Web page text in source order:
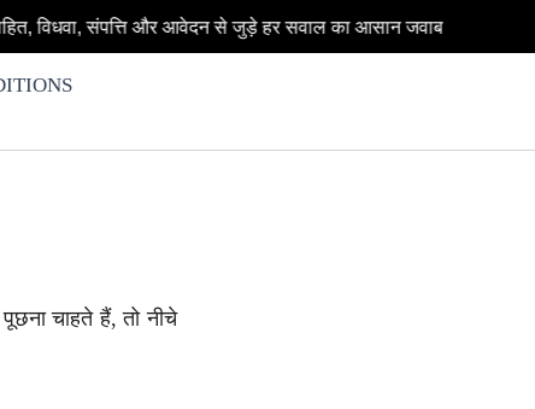
विधवा, संपत्ति और आवेदन से जुड़े हर सवाल का आसान जवाब
चाहते हैं, तो नीचे